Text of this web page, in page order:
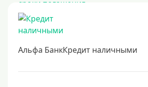
Альфа БанкКредит наличными